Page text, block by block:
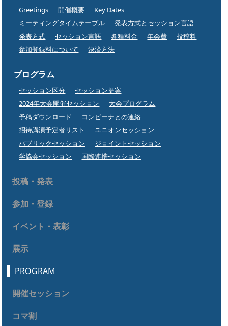
Greetings 開催概要
Key Dates
ミーティングタイムテーブル
発表方式とセッション言語
発表方式
セッション言語 各種料金 年会費
投稿料
参加登録料について
決済方法
プログラム
セッション区分
セッション提案
2024年大会開催セッション
大会プログラム
予稿ダウンロード
コンビーナとの連絡
招待講演予定者リスト
ユニオンセッション
パブリックセッション
ジョイントセッション
学協会セッション
国際連携セッション
投稿・発表
参加・登録
イベント・表彰
展示
PROGRAM
開催セッション
コマ割